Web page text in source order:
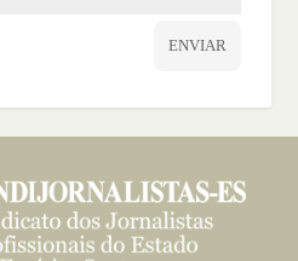
ENVIAR